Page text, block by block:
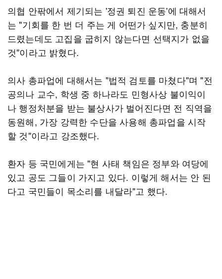
의협 안팎에서 제기되는 '정권 퇴진 운동'에 대해서
는 "기회를 한 번 더 주는 게 어떤가 싶지만, 충분히
드렸는데도 고집을 굽히지 않는다면 선택지가 없을
것"이라고 밝혔다.
의사 총파업에 대해서는 "법적 검토를 마쳤다"며 "전
공의나 교수, 학생 중 하나라도 민형사상 불이익이
나 행정처분을 받는 불상사가 벌어진다면 전 직역을
동원해, 가장 강력한 수단을 사용해 총파업을 시작
할 것"이라고 강조했다.
환자 등 국민에게는 "현 사태 책임은 정부와 여당에
있고 공도 그들이 가지고 있다. 이렇게 해서는 안 된
다고 국민들이 목소리를 내달라"고 했다.